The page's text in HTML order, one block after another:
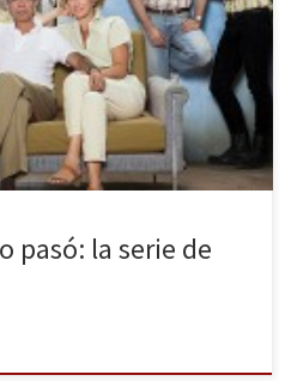
duda es de que estamos ante
de todos los tiempos.
ya de nuestras vidas. Este año
pasó: la serie de